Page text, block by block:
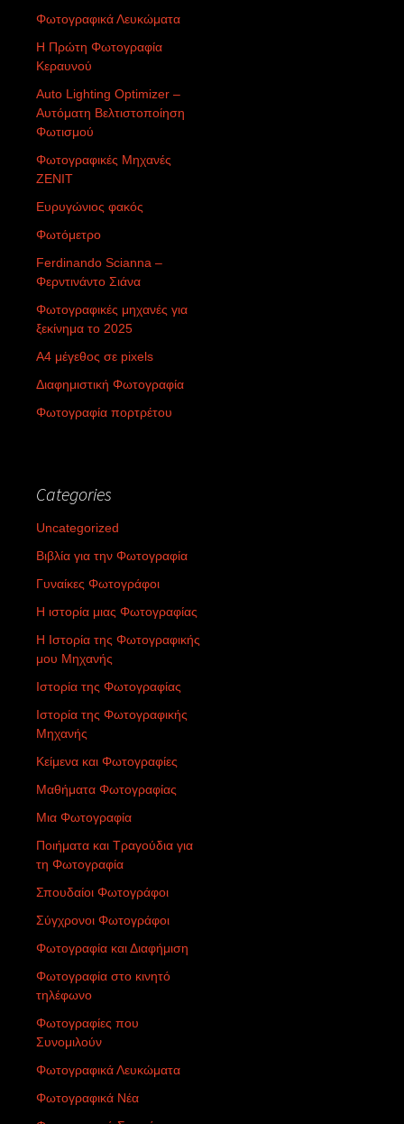
Φωτογραφικά Λευκώματα
Η Πρώτη Φωτογραφία
Κεραυνού
Auto Lighting Optimizer –
Αυτόματη Βελτιστοποίηση
Φωτισμού
Φωτογραφικές Μηχανές
ZENIT
Ευρυγώνιος φακός
Φωτόμετρο
Ferdinando Scianna –
Φερντινάντο Σιάνα
Φωτογραφικές μηχανές για
ξεκίνημα το 2025
Α4 μέγεθος σε pixels
Διαφημιστική Φωτογραφία
Φωτογραφία πορτρέτου
Categories
Uncategorized
Βιβλία για την Φωτογραφία
Γυναίκες Φωτογράφοι
Η ιστορία μιας Φωτογραφίας
Η Ιστορία της Φωτογραφικής
μου Μηχανής
Ιστορία της Φωτογραφίας
Ιστορία της Φωτογραφικής
Μηχανής
Κείμενα και Φωτογραφίες
Μαθήματα Φωτογραφίας
Μια Φωτογραφία
Ποιήματα και Τραγούδια για
τη Φωτογραφία
Σπουδαίοι Φωτογράφοι
Σύγχρονοι Φωτογράφοι
Φωτογραφία και Διαφήμιση
Φωτογραφία στο κινητό
τηλέφωνο
Φωτογραφίες που
Συνομιλούν
Φωτογραφικά Λευκώματα
Φωτογραφικά Νέα